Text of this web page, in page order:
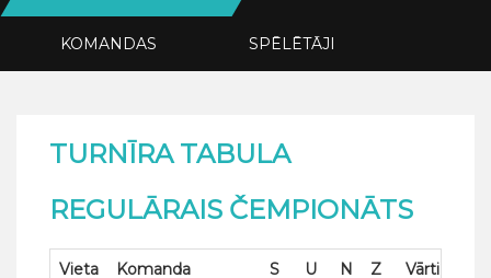
KOMANDAS SPĒLĒTĀJI
TURNĪRA TABULA
REGULĀRAIS ČEMPIONĀTS
Vieta Komanda S U N Z Vārti